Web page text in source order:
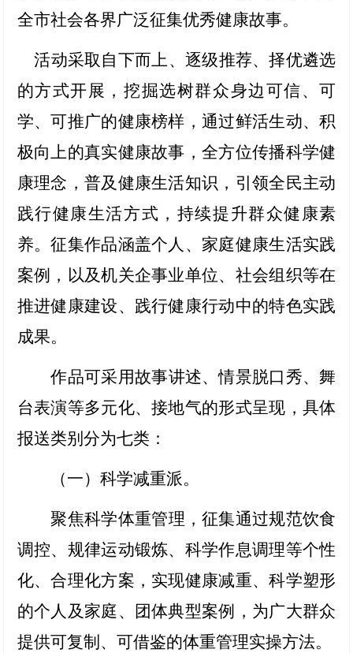
全市社会各界广泛征集优秀健康故事。
活动采取自下而上、逐级推荐、择优遴选
的方式开展，挖掘选树群众身边可信、可
学、可推广的健康榜样，通过鲜活生动、积
极向上的真实健康故事，全方位传播科学健
康理念，普及健康生活知识，引领全民主动
践行健康生活方式，持续提升群众健康素
养。征集作品涵盖个人、家庭健康生活实践
案例，以及机关企事业单位、社会组织等在
推进健康建设、践行健康行动中的特色实践
成果。
作品可采用故事讲述、情景脱口秀、舞
台表演等多元化、接地气的形式呈现，具体
报送类别分为七类：
（一）科学减重派。
聚焦科学体重管理，征集通过规范饮食
调控、规律运动锻炼、科学作息调理等个性
化、合理化方案，实现健康减重、科学塑形
的个人及家庭、团体典型案例，为广大群众
提供可复制、可借鉴的体重管理实操方法。